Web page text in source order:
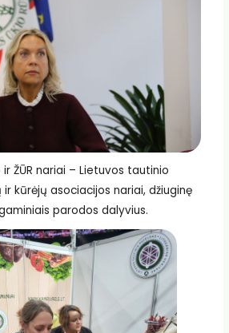
ŽŪR nariai – Lietuvos tautinio
kūrėjų asociacijos nariai, džiuginę
parodos dalyvius.